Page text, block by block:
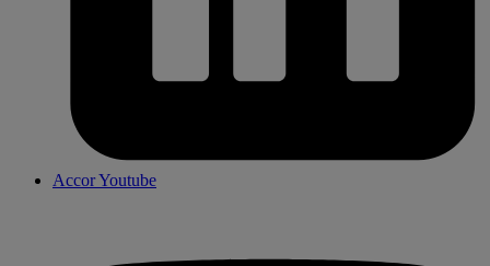
Accor Youtube